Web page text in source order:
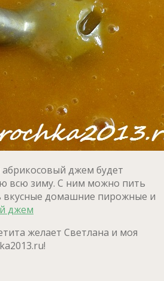
джем будет
всю зиму. С ним можно пить
вкусные домашние пирожные и
желает Светлана и моя